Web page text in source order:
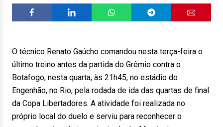
O técnico Renato Gaúcho comandou nesta terça-feira o
último treino antes da partida do Grêmio contra o
Botafogo, nesta quarta, às 21h45, no estádio do
Engenhão, no Rio, pela rodada de ida das quartas de final
da Copa Libertadores. A atividade foi realizada no
próprio local do duelo e serviu para reconhecer o